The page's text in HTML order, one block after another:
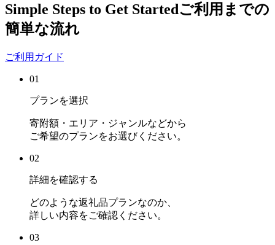
Simple Steps to Get Startedご利用までの
簡単な流れ
ご利用ガイド
01
プランを選択
寄附額・エリア・ジャンルなどから
ご希望のプランをお選びください。
02
詳細を確認する
どのような返礼品プランなのか、
詳しい内容をご確認ください。
03